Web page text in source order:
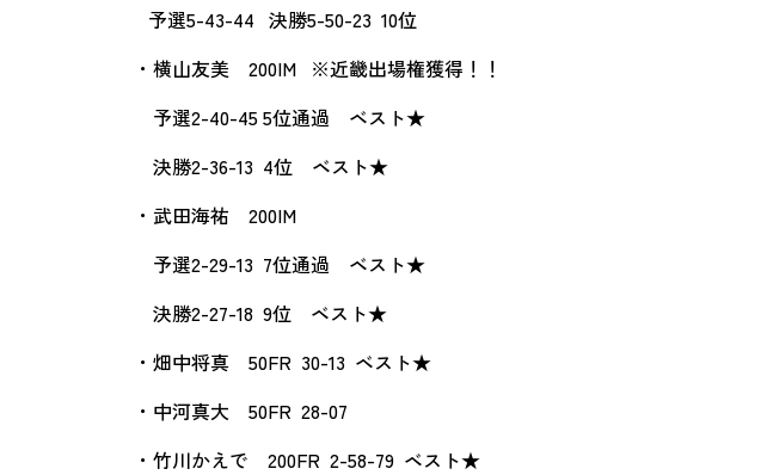
予選5-43-44 決勝5-50-23 10位
・横山友美 200IM ※近畿出場権獲得！！
予選2-40-45 5位通過 ベスト★
決勝2-36-13 4位 ベスト★
・武田海祐 200IM
予選2-29-13 7位通過 ベスト★
決勝2-27-18 9位 ベスト★
・畑中将真 50FR 30-13 ベスト★
・中河真大 50FR 28-07
・竹川かえで 200FR 2-58-79 ベスト★